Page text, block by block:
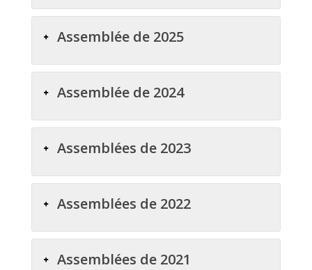
Assemblée de 2025
Assemblée de 2024
Assemblées de 2023
Assemblées de 2022
Assemblées de 2021